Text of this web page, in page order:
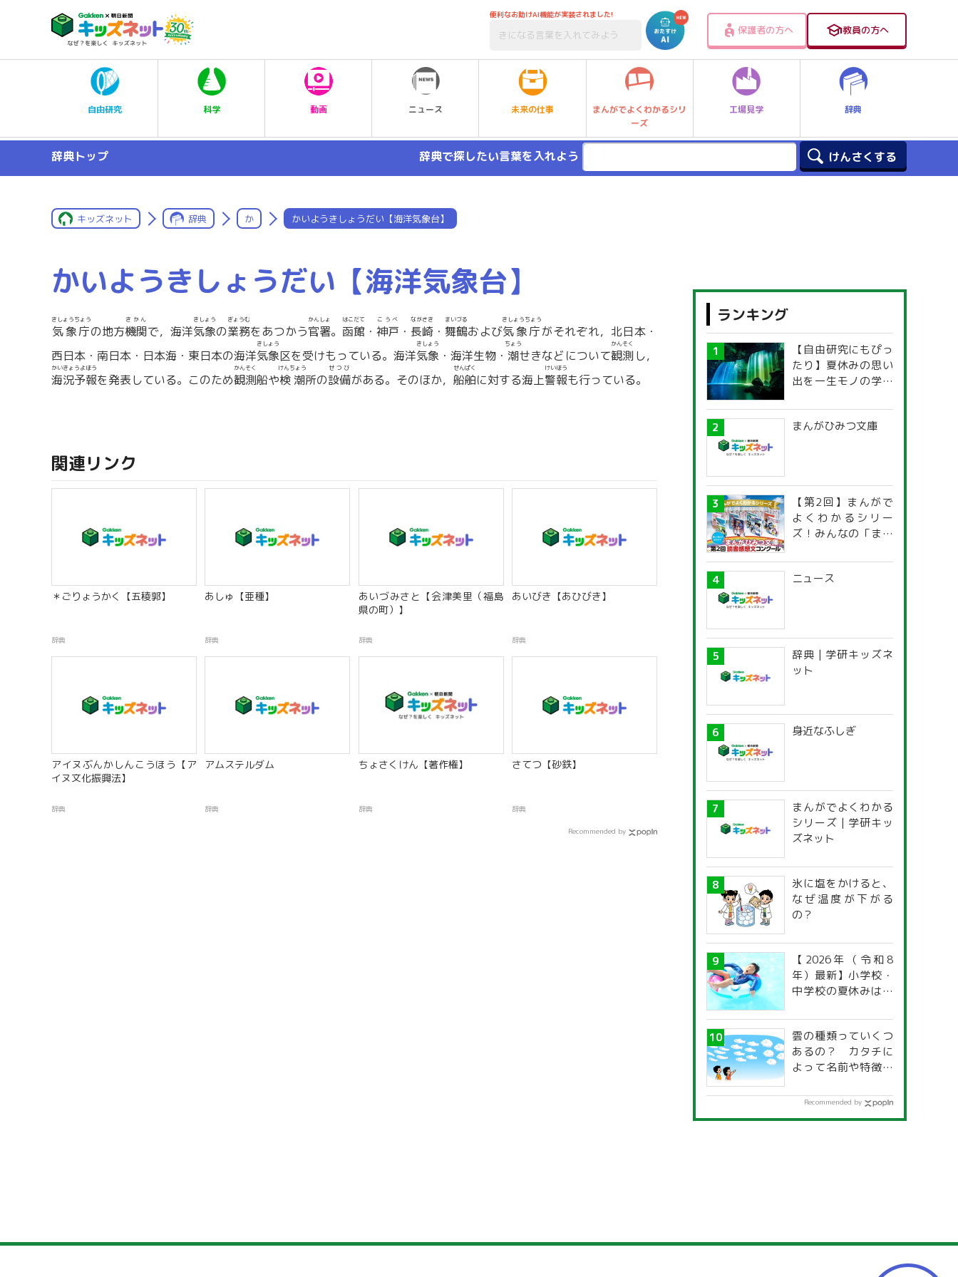
便利なお助けAI機能が実装されました!
保護者の方へ 教員の方へ
自由研究 科学 動画 ニュース 未来の仕事
まんがでよくわかるシリ
ーズ
工場見学 辞典
辞典トップ 辞典で探したい言葉を入れよう
キッズネット 辞典 か かいようきしょうだい【海洋気象台】
かいようきしょうだい【海洋気象台】
気象庁
きしょうちょう
の地方機関
きかん
で，海洋気象
きしょう
の業務
ぎょうむ
をあつかう官署
かんしょ
。 函館
はこだて
・ 神戸
こうべ
・ 長崎
ながさき
・ 舞鶴
まいづる
および気象庁
きしょうちょう
がそれぞれ，北日本・
西日本・南日本・日本海・東日本の海洋気象
きしょう
区を受けもっている。海洋気象
きしょう
・海洋生物・ 潮
ちょう
せきなどについて観測
かんそく
し，
海況予報
かいきょうよほう
を発表している。このため観測
かんそく
船や検潮
けんちょう
所の設備
せつび
がある。そのほか， 船舶
せんぱく
に対する海上警報
けいほう
も行っている。
関連リンク
＊ごりょうかく【五稜郭】
辞典
あしゅ【亜種】
辞典
あいづみさと【会津美里（福島
県の町）】
辞典
あいびき【あひびき】
辞典
アイヌぶんかしんこうほう【ア
イヌ文化振興法】
辞典
アムステルダム
辞典
ちょさくけん【著作権】
辞典
さてつ【砂鉄】
辞典
Recommended by
ランキング
【自由研究にもぴっ
たり】夏休みの思い
出を一生モノの学び
探究ガイド
まんがひみつ文庫
【第2回】まんがで
よくわかるシリー
ズ！みんなの「まん
感想文コンクール
ニュース
辞典 | 学研キッズネ
ット
身近なふしぎ
まんがでよくわかる
シリーズ | 学研キッ
ズネット
氷に塩をかけると、
なぜ温度が下がる
の？
【2026年（令和8
年）最新】小学校・
中学校の夏休みはい
道府県別「夏季休暇
一覧」
雲の種類っていくつ
あるの？ カタチに
よって名前や特徴が
Recommended by